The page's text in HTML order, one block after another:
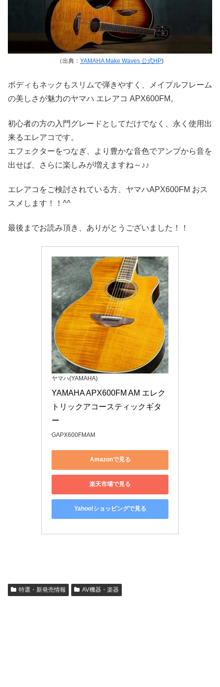
（出典： YAMAHA Make Waves 公式HP)
ボディもネックもスリムで弾きやすく、メイプルフレーム
の美しさが魅力のヤマハ エレアコ APX600FM。
初心者の方の入門グレードとしてだけでなく、永く使用出
来るエレアコです。
エフェクターをつなぎ、より豊かな音色でアンプから音を
出せば、さらに楽しみが増えますね～♪♪
エレアコをご検討されている方、ヤマハAPX600FM おス
スメします！！^^
最後までお読み頂き、ありがとうございました！！
ヤマハ(YAMAHA)
YAMAHA APX600FM AM エレク
トリックアコースティックギタ
ー
GAPX600FMAM
Amazonで見る
楽天市場で見る
Yahoo!ショッピングで見る
特選・新発売情報 AV機器・楽器